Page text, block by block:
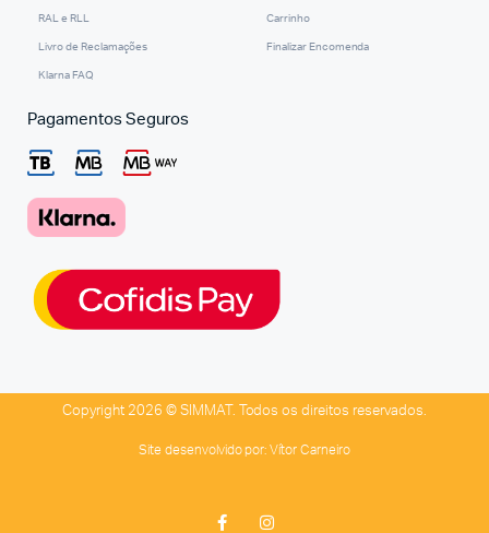
RAL e RLL
Livro de Reclamações
Klarna FAQ
Carrinho
Finalizar Encomenda
Pagamentos Seguros
Copyright 2026 © SIMMAT. Todos os direitos reservados.
Site desenvolvido por: Vítor Carneiro